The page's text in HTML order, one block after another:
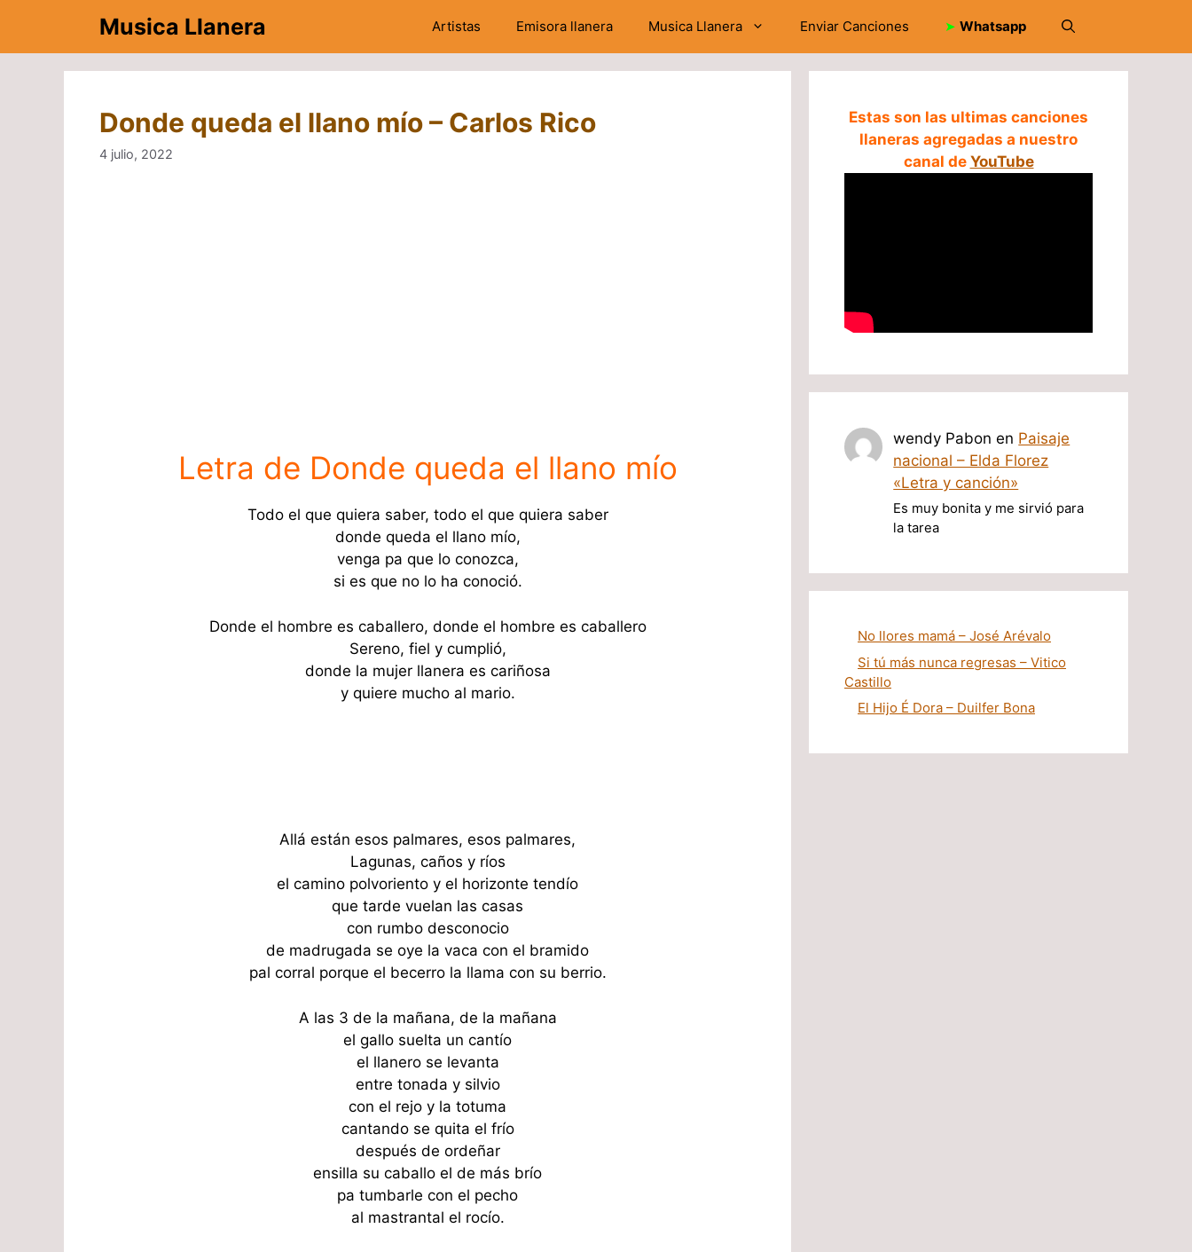
contenido
Musica Llanera Artistas Emisora llanera Musica Llanera Enviar Canciones ➤ Whatsapp
Donde queda el llano mío – Carlos Rico
4 julio, 2022
Letra de Donde queda el llano mío
Todo el que quiera saber, todo el que quiera saber
donde queda el llano mío,
venga pa que lo conozca,
si es que no lo ha conoció.
Donde el hombre es caballero, donde el hombre es caballero
Sereno, fiel y cumplió,
donde la mujer llanera es cariñosa
y quiere mucho al mario.
Allá están esos palmares, esos palmares,
Lagunas, caños y ríos
el camino polvoriento y el horizonte tendío
que tarde vuelan las casas
con rumbo desconocio
de madrugada se oye la vaca con el bramido
pal corral porque el becerro la llama con su berrio.
A las 3 de la mañana, de la mañana
el gallo suelta un cantío
el llanero se levanta
entre tonada y silvio
con el rejo y la totuma
cantando se quita el frío
después de ordeñar
ensilla su caballo el de más brío
pa tumbarle con el pecho
al mastrantal el rocío.
Estas son las ultimas canciones
llaneras agregadas a nuestro
canal de YouTube
wendy Pabon en Paisaje
nacional – Elda Florez
«Letra y canción»
Es muy bonita y me sirvió para
la tarea
No llores mamá – José Arévalo
Si tú más nunca regresas – Vitico
Castillo
El Hijo É Dora – Duilfer Bona